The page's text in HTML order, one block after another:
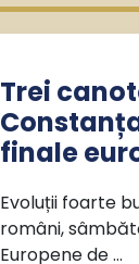
Trei
finale
Evoluții foarte
români,
Europene de …